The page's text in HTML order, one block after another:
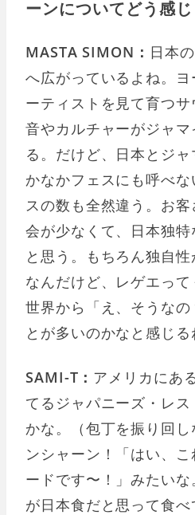
ーンについてどう感
MASTA SIMON： 日本
へ広がっているよね。
ーティストを見て育つサ
音やカルチャーがジャマ
る。だけど、日本とジ
かなかフェスにも呼べ
スの数も全然違う。お
会が少なくて、日本独
と思う。もちろん独自
なんだけど、レゲエっ
世界から「え、そうなの
とが多いのかなと感じる
SAMI-T： アメリカにあ
てるジャパニーズ・レ
かな。（包丁を振り回
ンシャーン！「はい、
ードです〜！」みたい
が日本食だと思って食